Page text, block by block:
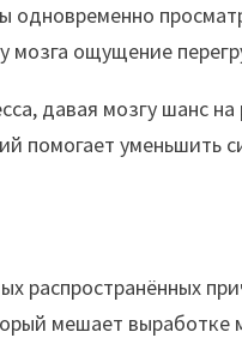
одновременно
мозга ощущение
давая мозгу шанс
помогает уменьшить
распространённых
мешает выработке